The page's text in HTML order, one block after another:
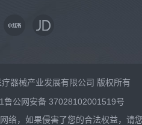
器械产业发展有限公司 版权所有
鲁公网安备 37028102001519号
络，如果侵害了您的合法权益，请